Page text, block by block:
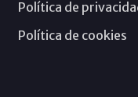
Política de
Política de cookies